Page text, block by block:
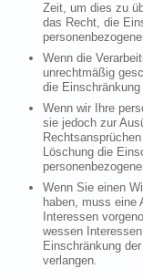
Zeit, um dies zu
das Recht, die
Wenn die
unrechtmäßig
die
Wenn wir Ihre
sie jedoch zur
Löschung die
Wenn Sie einen
haben, muss eine
Interessen
wessen
Einschränkung
verlangen.